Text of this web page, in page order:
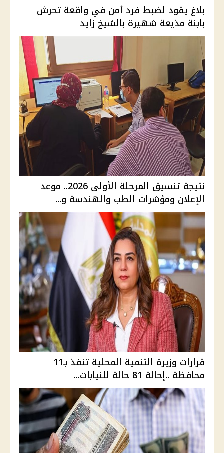
بلاغ يقود لضبط فرد أمن في واقعة تحرش
بابنة مذيعة شهيرة بالشيخ زايد
نتيجة تنسيق المرحلة الأولى 2026.. موعد
الإعلان ومؤشرات الطب والهندسة و...
قرارات وزيرة التنمية المحلية تنفذ بـ11
محافظة ..إحالة 81 حالة للنيابات...